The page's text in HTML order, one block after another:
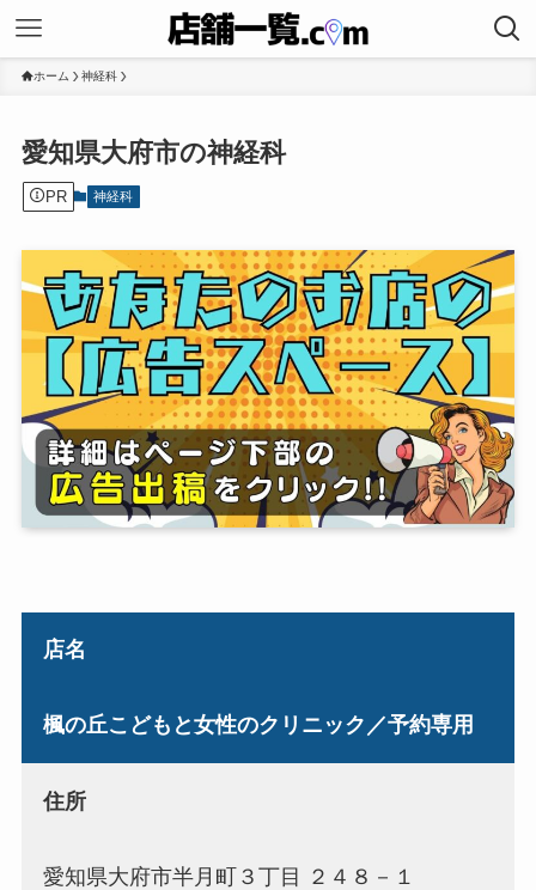
ホーム 神経科
愛知県大府市の神経科
PR 神経科
店名
楓の丘こどもと女性のクリニック／予約専用
住所
愛知県大府市半月町３丁目 ２４８－１